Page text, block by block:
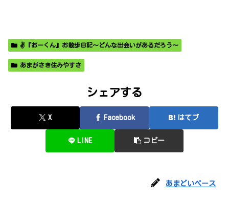
✌️『おーくん』お散歩日記〜どんな出会いがあるだろう〜
あまがさき住みやすさ
シェアする
X Facebook はてブ
LINE コピー
あまどいベース